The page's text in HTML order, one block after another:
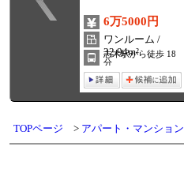
6万5000円
ワンルーム /
32.94m²
志木駅から徒歩 18
分
TOPページ アパート・マンション